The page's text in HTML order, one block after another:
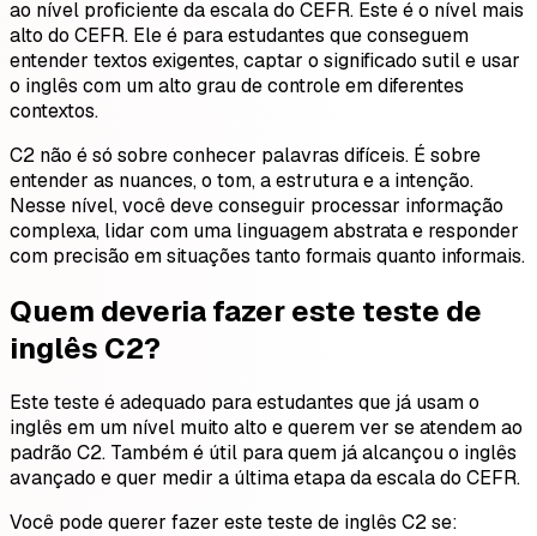
ao nível proficiente da escala do CEFR. Este é o nível mais
alto do CEFR. Ele é para estudantes que conseguem
entender textos exigentes, captar o significado sutil e usar
o inglês com um alto grau de controle em diferentes
contextos.
C2 não é só sobre conhecer palavras difíceis. É sobre
entender as nuances, o tom, a estrutura e a intenção.
Nesse nível, você deve conseguir processar informação
complexa, lidar com uma linguagem abstrata e responder
com precisão em situações tanto formais quanto informais.
Quem deveria fazer este teste de
inglês C2?
Este teste é adequado para estudantes que já usam o
inglês em um nível muito alto e querem ver se atendem ao
padrão C2. Também é útil para quem já alcançou o inglês
avançado e quer medir a última etapa da escala do CEFR.
Você pode querer fazer este teste de inglês C2 se: